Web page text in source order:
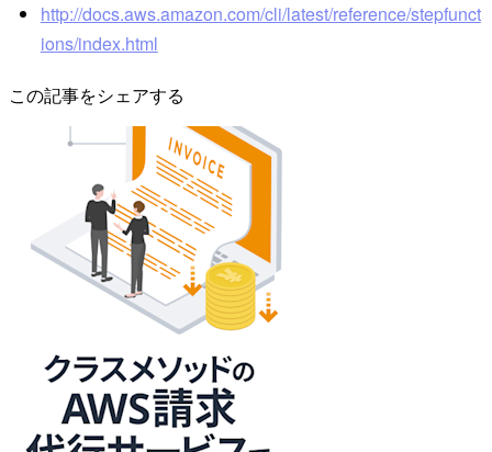
http://docs.aws.amazon.com/cli/latest/reference/stepfunct
ions/index.html
この記事をシェアする